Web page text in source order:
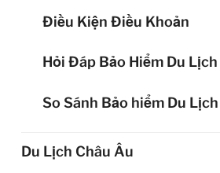
Điều Kiện Điều Khoản
Hỏi Đáp Bảo Hiểm Du Lịch
So Sánh Bảo hiểm Du Lịch
Du Lịch Châu Âu